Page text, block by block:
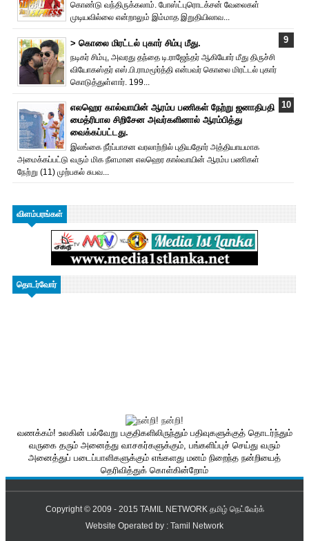
கொண்டு வந்திருக்கலாம். போஸ்ட்புரொட‌க்சன் வேலைகள்
முடியவில்லை என்றாலும் இம்மாத இறுதியிலாவ...
> கொலை மிரட்டல் புகார் சிம்பு மீது.
நடிகர் சிம்பு, அவரது தந்தை டி.ராஜேந்தர் ஆகியோர் மீது திருச்சி
வியோகஸ்தர் எஸ்.பி.ராமமூர்த்தி என்பவர் கொலை மிரட்டல் புகார்
கொடுத்துள்ளார். 199...
எலஹெர கால்வாயின் ஆரம்ப பணிகள் நேற்று ஜனாதிபதி
மைத்ரிபால சிறிசேன அவர்களினால் ஆரம்பித்து
வைக்கப்பட்டது.
இலங்கை நீர்ப்பாசன வரலாற்றில் புதியதோர் அத்தியாயமாக
அமைக்கப்பட்டு வரும் மிக நீளமான எலஹெர கால்வாயின் ஆரம்ப பணிகள்
நேற்று (11) முற்பகல் சுபவ...
விளம்பரங்கள்
தொடர்வோர்
வணக்கம்! உலகின் பல்வேறு பகுதிகளிலிருந்தும் பதிவுகளுக்குத் தொடர்ந்தும்
வருகை தரும் அனைத்து வாசகர்களுக்கும், பங்களிப்புச் செய்து வரும்
அனைத்துப் படைப்பாளிகளுக்கும் எங்களது மனம் நிறைந்த நன்றியைத்
தெரிவித்துக் கொள்கின்றோம்
Copyright © 2009 - 2015 TAMIL NETWORK தமிழ் நெட்வேர்க்
Website Operated by : Tamil Network